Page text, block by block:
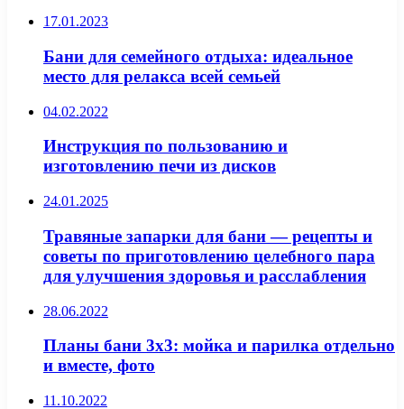
17.01.2023
Бани для семейного отдыха: идеальное
место для релакса всей семьей
04.02.2022
Инструкция по пользованию и
изготовлению печи из дисков
24.01.2025
Травяные запарки для бани — рецепты и
советы по приготовлению целебного пара
для улучшения здоровья и расслабления
28.06.2022
Планы бани 3х3: мойка и парилка отдельно
и вместе, фото
11.10.2022